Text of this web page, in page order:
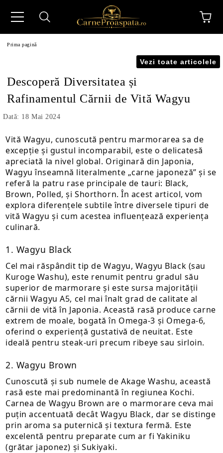
30%
Prima pagină
Vezi toate articolele
Descoperă Diversitatea și
Rafinamentul Cărnii de Vită Wagyu
Dată: 18 Mai 2024
Vită Wagyu, cunoscută pentru marmorarea sa de
excepție și gustul incomparabil, este o delicatesă
apreciată la nivel global. Originară din Japonia,
Wagyu înseamnă literalmente „carne japoneză” și se
referă la patru rase principale de tauri: Black,
Brown, Polled, și Shorthorn. În acest articol, vom
explora diferențele subtile între diversele tipuri de
vită Wagyu și cum acestea influențează experiența
culinară.
1. Wagyu Black
Cel mai răspândit tip de Wagyu, Wagyu Black (sau
Kuroge Washu), este renumit pentru gradul său
superior de marmorare și este sursa majorității
cărnii Wagyu A5, cel mai înalt grad de calitate al
cărnii de vită în Japonia. Această rasă produce carne
extrem de moale, bogată în Omega-3 și Omega-6,
oferind o experiență gustativă de neuitat. Este
ideală pentru steak-uri precum ribeye sau sirloin.
2. Wagyu Brown
Cunoscută și sub numele de Akage Washu, această
rasă este mai predominantă în regiunea Kochi.
Carnea de Wagyu Brown are o marmorare ceva mai
puțin accentuată decât Wagyu Black, dar se distinge
prin aroma sa puternică și textura fermă. Este
excelentă pentru preparate cum ar fi Yakiniku
(grătar japonez) și Sukiyaki.